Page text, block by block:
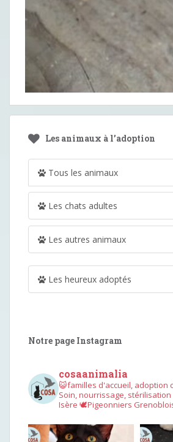
Les animaux à l’adoption
Tous les animaux
Les chats adultes
Les autres animaux
Les heureux adoptés
Notre page Instagram
cosaanimalia
😺familles d'accueil, adoption
Soin, nourrissage,
Isère 🕊︎Pigeonniers